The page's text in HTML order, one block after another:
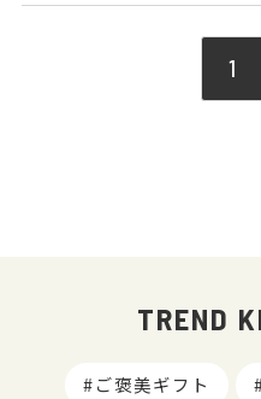
1
TREND
ご褒美ギフト